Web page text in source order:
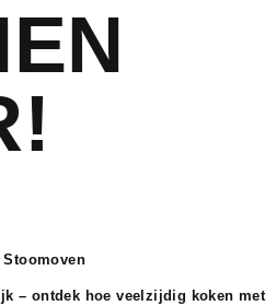
Stoomoven
– ontdek hoe veelzijdig koken met